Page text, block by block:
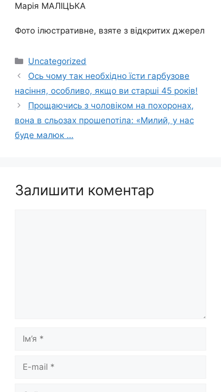
Марія МАЛІЦЬКА
Фото ілюстративне, взяте з відкритих джерел
Категорії
Uncategorized
Ось чому так необхідно їсти гарбузове
насіння, особливо, якщо ви старші 45 років!
Прощаючись з чоловіком на похоронах,
вона в сльозах прошепотіла: «Милий, у нас
буде малюк …
Залишити коментар
Ім’я
Сайт